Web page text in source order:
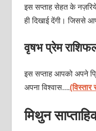
इस सप्ताह सेहत के
ही दिखाई देंगी। जिससे
वृषभ प्रेम
इस सप्ताह आपको अपने
अपना विश्वास….
मिथुन